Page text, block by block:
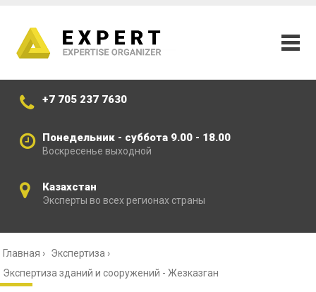
+7 705 237 7630
Понедельник - суббота 9.00 - 18.00
Воскресенье выходной
Казахстан
Эксперты во всех регионах страны
Главная › Экспертиза ›
Экспертиза зданий и сооружений - Жезказган